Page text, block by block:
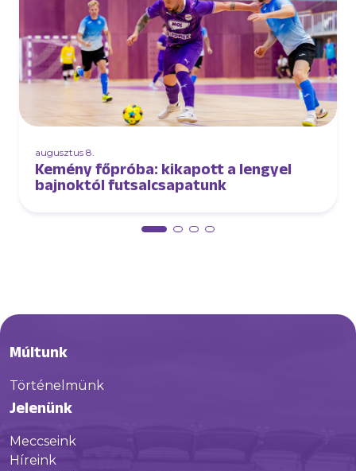
augusztus 8.
Kemény főpróba: kikapott a lengyel
bajnoktól futsalcsapatunk
Múltunk
Történelmünk
Jelenünk
Meccseink
Híreink